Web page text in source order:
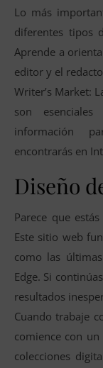
Lo más
diferentes tipos
Aprende a
editor y el
Writer’s Market:
son
información
encontrarás en
Diseño
Parece que
Este sitio web
como las
Edge. Si
resultados
Cuando trabaje
comience con
colecciones